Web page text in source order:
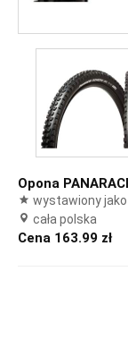
Opona
wystawiony
cała polska
Cena 163.99 zł